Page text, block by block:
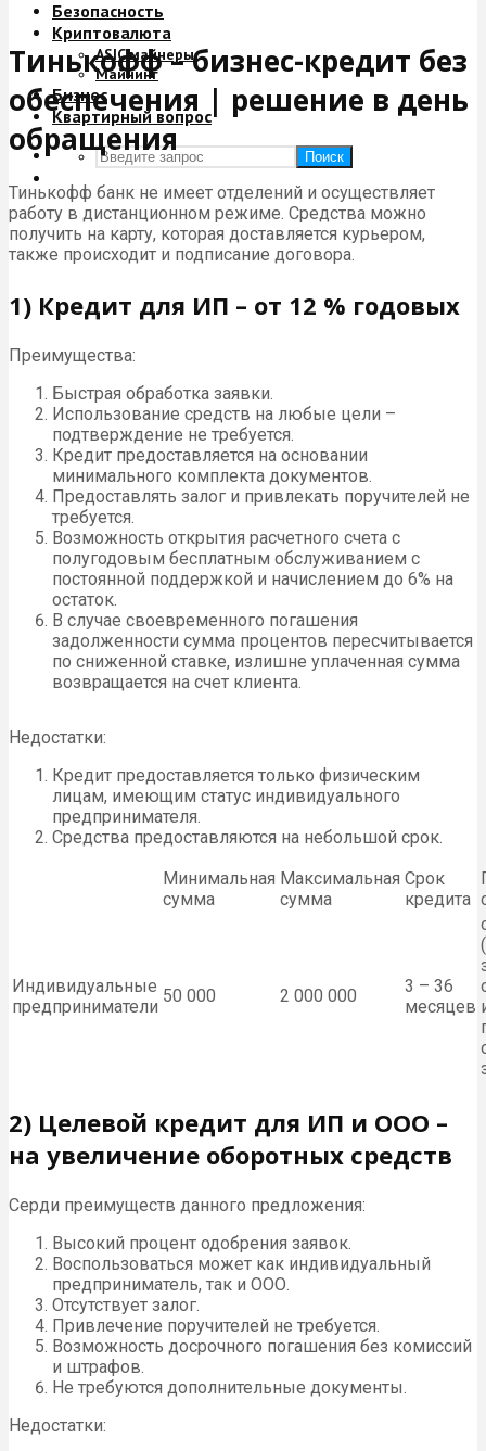
Безопасность
Криптовалюта
ASIC майнеры
Майнинг
Бизнес
Квартирный вопрос
Поиск
Тинькофф – бизнес-кредит без
обеспечения | решение в день
обращения
Тинькофф банк не имеет отделений и осуществляет
работу в дистанционном режиме. Средства можно
получить на карту, которая доставляется курьером,
также происходит и подписание договора.
1) Кредит для ИП – от 12 % годовых
Преимущества:
Быстрая обработка заявки.
Использование средств на любые цели –
подтверждение не требуется.
Кредит предоставляется на основании
минимального комплекта документов.
Предоставлять залог и привлекать поручителей не
требуется.
Возможность открытия расчетного счета с
полугодовым бесплатным обслуживанием с
постоянной поддержкой и начислением до 6% на
остаток.
В случае своевременного погашения
задолженности сумма процентов пересчитывается
по сниженной ставке, излишне уплаченная сумма
возвращается на счет клиента.
Недостатки:
Кредит предоставляется только физическим
лицам, имеющим статус индивидуального
предпринимателя.
Средства предоставляются на небольшой срок.
Минимальная
сумма
Максимальная
сумма
Срок
кредита
Индивидуальные
предприниматели
50 000 2 000 000
3 – 36
месяцев
2) Целевой кредит для ИП и ООО –
на увеличение оборотных средств
Серди преимуществ данного предложения:
Высокий процент одобрения заявок.
Воспользоваться может как индивидуальный
предприниматель, так и ООО.
Отсутствует залог.
Привлечение поручителей не требуется.
Возможность досрочного погашения без комиссий
и штрафов.
Не требуются дополнительные документы.
Недостатки: